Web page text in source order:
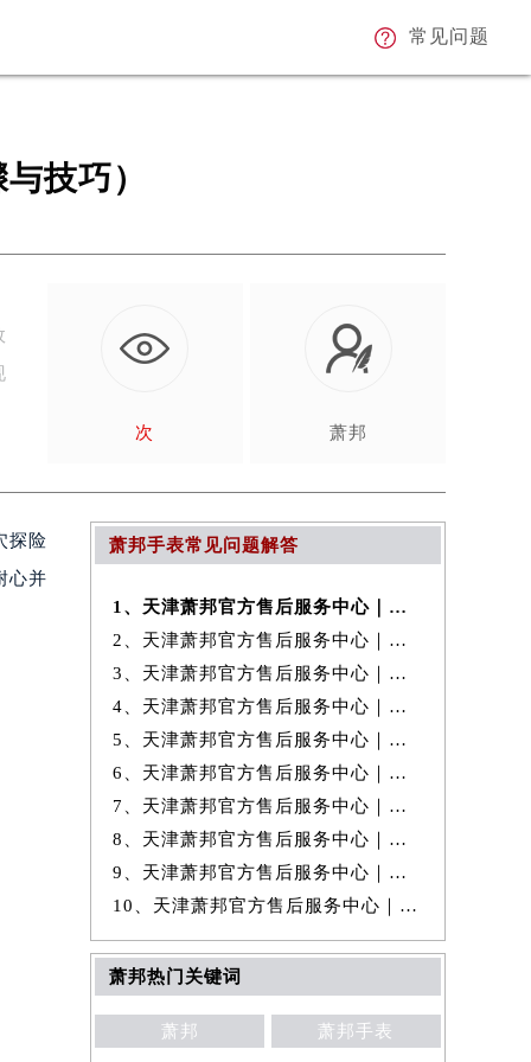
常见问题
技巧）
次
萧邦
探险
心并
萧邦手表常见问题解答
1、天津萧邦官方售后服务中心｜最新地址及官方售后电话权威信息公示（20
2、天津萧邦官方售后服务中心｜最新热线和完整维修地址权威信息公示（20
3、天津萧邦官方售后服务中心｜全新维修地址和客服热线权威信息公示（20
4、天津萧邦官方售后服务中心｜网点地址与24小时客服热线权威信息公示
5、天津萧邦官方售后服务中心｜最新热线及维修地址权威信息公示（2026年
6、天津萧邦官方售后服务中心｜官方电话及服务网点地址权威信息公示（20
7、天津萧邦官方售后服务中心｜全新地址及服务热线权威信息公示（2026年
8、天津萧邦官方售后服务中心｜网点地址及客服电话权威信息公示（2026年
9、天津萧邦官方售后服务中心｜全部网点地址与热线权威信息公示（2026年
10、天津萧邦官方售后服务中心｜全新维修地址及客服热线权威信息公示（20
萧邦热门关键词
萧邦 萧邦手表